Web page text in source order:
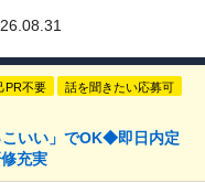
PR不要 話を聞きたい応募可
いい」でOK◆即日内定
充実